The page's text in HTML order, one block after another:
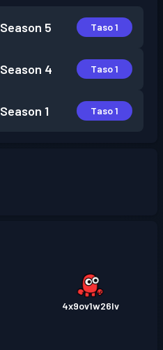
Season 5 Taso 1
Season 4 Taso 1
Season 1 Taso 1
4x9ov1w26lv